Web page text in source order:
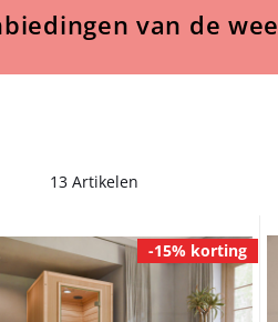
van de
13 Artikelen
-15% korting